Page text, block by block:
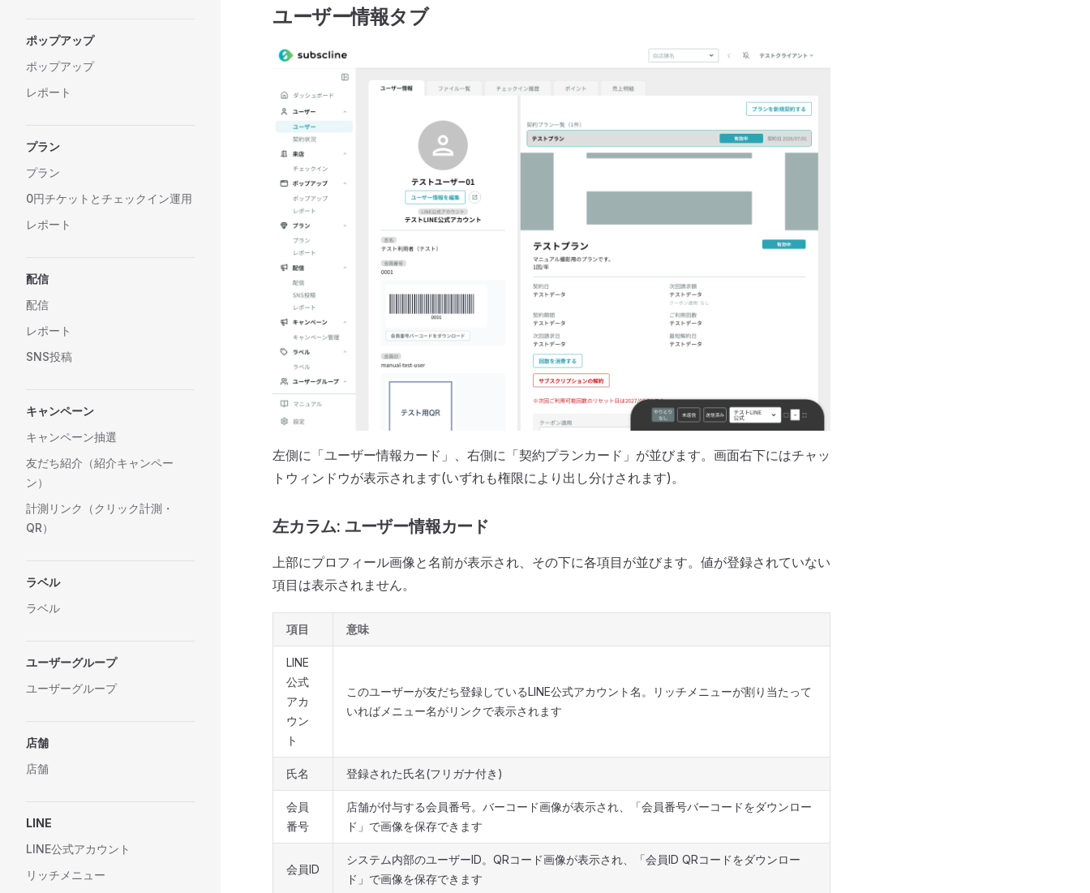
ポップアップ
ポップアップ
レポート
プラン
プラン
0円チケットとチェックイン運用
レポート
配信
配信
レポート
SNS投稿
キャンペーン
キャンペーン抽選
友だち紹介（紹介キャンペー
ン）
計測リンク（クリック計測・
QR）
ラベル
ラベル
ユーザーグループ
ユーザーグループ
店舗
店舗
LINE
LINE公式アカウント
リッチメニュー
ユーザー情報タブ
左側に「ユーザー情報カード」、右側に「契約プランカード」が並びます。画面右下にはチャッ
トウィンドウが表示されます(いずれも権限により出し分けされます)。
左カラム: ユーザー情報カード
上部にプロフィール画像と名前が表示され、その下に各項目が並びます。値が登録されていない
項目は表示されません。
項目 意味
LINE
公式
アカ
ウン
ト
このユーザーが友だち登録しているLINE公式アカウント名。リッチメニューが割り当たって
いればメニュー名がリンクで表示されます
氏名 登録された氏名(フリガナ付き)
会員
番号
店舗が付与する会員番号。バーコード画像が表示され、「会員番号バーコードをダウンロー
ド」で画像を保存できます
会員ID
システム内部のユーザーID。QRコード画像が表示され、「会員ID QRコードをダウンロー
ド」で画像を保存できます